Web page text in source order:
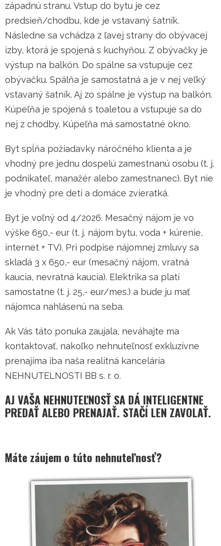
západnú stranu. Vstup do bytu je cez
predsieň/chodbu, kde je vstavaný šatník.
Následne sa vchádza z ľavej strany do obývacej
izby, ktorá je spojená s kuchyňou. Z obývačky je
výstup na balkón. Do spálne sa vstupuje cez
obývačku. Spálňa je samostatná a je v nej veľký
vstavaný šatník. Aj zo spálne je výstup na balkón.
Kúpeľňa je spojená s toaletou a vstupuje sa do
nej z chodby. Kúpeľňa má samostatné okno.
Byt spĺňa požiadavky náročného klienta a je
vhodný pre jednu dospelú zamestnanú osobu (t. j.
podnikateľ, manažér alebo zamestnanec). Byt nie
je vhodný pre deti a domáce zvieratká.
Byt je voľný od 4/2026. Mesačný nájom je vo
výške 650,- eur (t. j. nájom bytu, voda + kúrenie,
internet + TV). Pri podpise nájomnej zmluvy sa
skladá 3 x 650,- eur (mesačný nájom, vratná
kaucia, nevratná kaucia). Elektrika sa platí
samostatne (t. j. 25,- eur/mes.) a bude ju mať
nájomca nahlásenú na seba.
Ak Vás táto ponuka zaujala, neváhajte ma
kontaktovať, nakoľko nehnuteľnosť exkluzívne
prenajíma iba naša realitná kancelária
NEHNUTELNOSTI BB s. r. o.
AJ VAŠA NEHNUTEĽNOSŤ SA DÁ INTELIGENTNE
PREDAŤ ALEBO PRENAJAŤ. STAČÍ LEN ZAVOLAŤ.
Máte záujem o túto nehnuteľnosť?